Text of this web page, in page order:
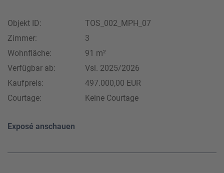
Objekt ID:
TOS_002_MPH_07
Zimmer:
3
Wohnfläche:
91 m²
Verfügbar ab:
Vsl. 2025/2026
Kaufpreis:
497.000,00 EUR
Courtage:
Keine Courtage
Exposé anschauen